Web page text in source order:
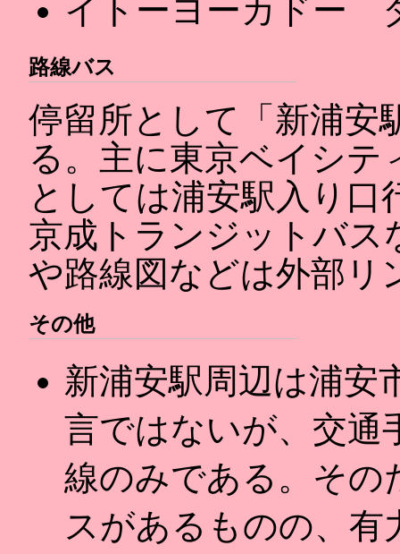
イトーヨーカドー
路線バス
停留所として「新浦安
る。主に東京ベイシテ
としては浦安駅入り
京成トランジットバス
や路線図などは外部リ
その他
新浦安駅周辺は浦安
言ではないが、交通
線のみである。その
スがあるものの、有